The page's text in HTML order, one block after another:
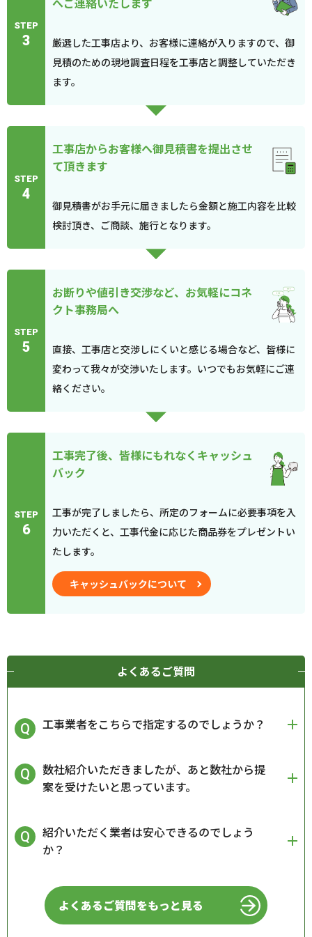
STEP
3
厳選した工事店より、お客様に連絡が入りますので、御
見積のための現地調査日程を工事店と調整していただき
ます。
STEP
4
工事店からお客様へ御見積書を提出させ
て頂きます
御見積書がお手元に届きましたら金額と施工内容を比較
検討頂き、ご商談、施行となります。
STEP
5
お断りや値引き交渉など、お気軽にコネ
クト事務局へ
直接、工事店と交渉しにくいと感じる場合など、皆様に
変わって我々が交渉いたします。いつでもお気軽にご連
絡ください。
STEP
6
工事完了後、皆様にもれなくキャッシュ
バック
工事が完了しましたら、所定のフォームに必要事項を入
力いただくと、工事代金に応じた商品券をプレゼントい
たします。
キャッシュバックについて
よくあるご質問
工事業者をこちらで指定するのでしょうか？
数社紹介いただきましたが、あと数社から提
案を受けたいと思っています。
紹介いただく業者は安心できるのでしょう
か？
よくあるご質問をもっと見る